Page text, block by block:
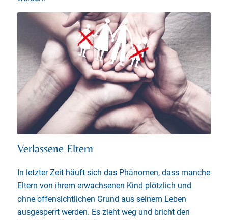
Verlassene Eltern
In letzter Zeit häuft sich das Phänomen, dass manche
Eltern von ihrem erwachsenen Kind plötzlich und
ohne offensichtlichen Grund aus seinem Leben
ausgesperrt werden. Es zieht weg und bricht den